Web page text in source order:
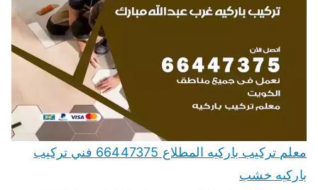
معلم تركيب باركيه المطلاع 66447375 فني تركيب
باركيه خشب